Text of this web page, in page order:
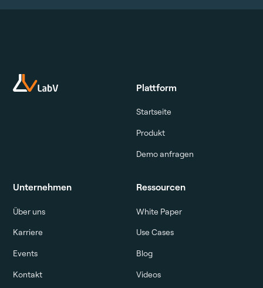
Plattform
Startseite
Produkt
Demo anfragen
Unternehmen
Über uns
Karriere
Events
Kontakt
Ressourcen
White Paper
Use Cases
Blog
Videos